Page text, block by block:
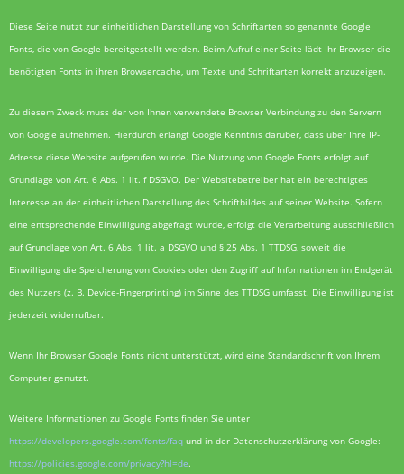
Diese Seite nutzt zur einheitlichen Darstellung von Schriftarten so genannte Google
Fonts, die von Google bereitgestellt werden. Beim Aufruf einer Seite lädt Ihr Browser die
benötigten Fonts in ihren Browsercache, um Texte und Schriftarten korrekt anzuzeigen.
Zu diesem Zweck muss der von Ihnen verwendete Browser Verbindung zu den Servern
von Google aufnehmen. Hierdurch erlangt Google Kenntnis darüber, dass über Ihre IP-
Adresse diese Website aufgerufen wurde. Die Nutzung von Google Fonts erfolgt auf
Grundlage von Art. 6 Abs. 1 lit. f DSGVO. Der Websitebetreiber hat ein berechtigtes
Interesse an der einheitlichen Darstellung des Schriftbildes auf seiner Website. Sofern
eine entsprechende Einwilligung abgefragt wurde, erfolgt die Verarbeitung ausschließlich
auf Grundlage von Art. 6 Abs. 1 lit. a DSGVO und § 25 Abs. 1 TTDSG, soweit die
Einwilligung die Speicherung von Cookies oder den Zugriff auf Informationen im Endgerät
des Nutzers (z. B. Device-Fingerprinting) im Sinne des TTDSG umfasst. Die Einwilligung ist
jederzeit widerrufbar.
Wenn Ihr Browser Google Fonts nicht unterstützt, wird eine Standardschrift von Ihrem
Computer genutzt.
Weitere Informationen zu Google Fonts finden Sie unter
https://developers.google.com/fonts/faq und in der Datenschutzerklärung von Google:
https://policies.google.com/privacy?hl=de.